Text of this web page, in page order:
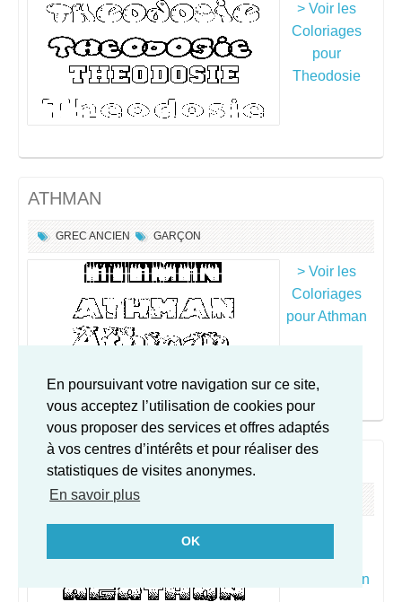
En poursuivant votre navigation sur ce site,
vous acceptez l’utilisation de cookies pour
vous proposer des services et offres adaptés
à vos centres d’intérêts et pour réaliser des
statistiques de visites anonymes.
En savoir plus
OK
> Voir les
Coloriages
pour
Theodosie
ATHMAN
GREC ANCIEN GARÇON
> Voir les
Coloriages
pour Athman
AGATHON
GREC ANCIEN
Coloriages
pour Agathon